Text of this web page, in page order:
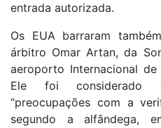
entrada autorizada.
Os EUA barraram
árbitro Omar Artan, da
aeroporto Internacional
Ele foi considerado
“preocupações com a
segundo a alfândega,